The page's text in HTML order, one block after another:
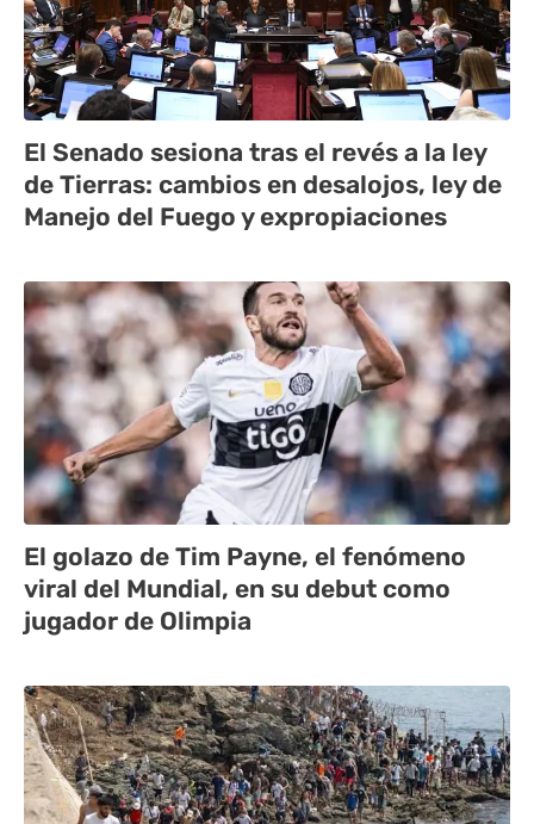
El Senado sesiona tras el revés a la ley
de Tierras: cambios en desalojos, ley de
Manejo del Fuego y expropiaciones
El golazo de Tim Payne, el fenómeno
viral del Mundial, en su debut como
jugador de Olimpia